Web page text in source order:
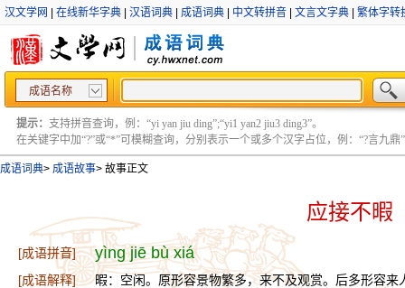
汉文学网 在线新华字典 汉语词典 成语词典 中文转拼音 文言文字典 繁体字转
成语名称
提示： 支持拼音查询，例：“yi yan jiu ding”;“yi1 yan2 jiu3 ding3”。
在关键字中加“?”或“*”可模糊查询，分别表示一个或多个汉字占位，例：“?言九鼎”
成语词典> 成语故事> 故事正文
应接不暇
[成语拼音] yìng jiē bù xiá
[成语解释]
暇：空闲。原形容景物繁多，来不及观赏。后多形容来